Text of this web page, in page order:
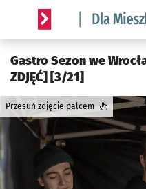
Serwis informacyjny
Gastro Sezon we
ZDJĘĆ] [3/21]
Przesuń zdjęcie palcem